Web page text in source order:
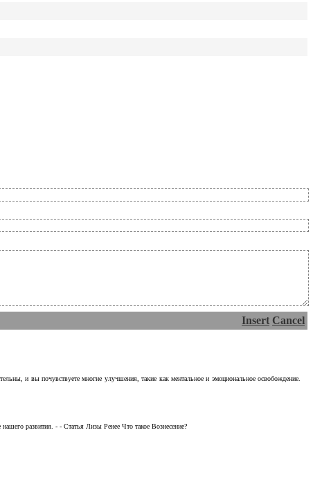
Insert Cancel
и вы почувствуете многие улучшения, такие как ментальное и эмоциональное освобождение.
развития. - - Статья Лизы Ренее Что такое Вознесение?